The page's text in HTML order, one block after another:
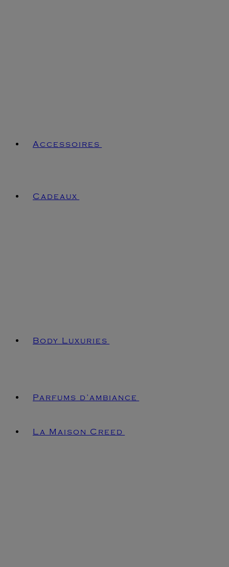
Accessoires
Cadeaux
Body Luxuries
Parfums d’ambiance
La Maison Creed